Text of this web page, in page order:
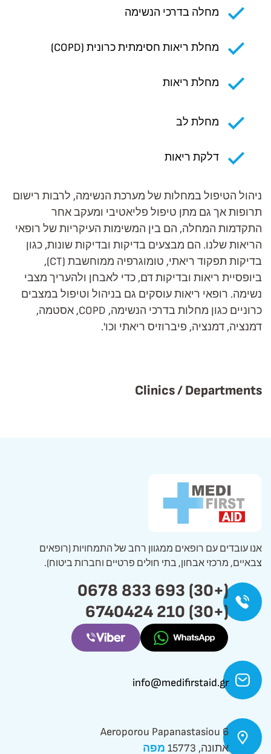
מחלה בדרכי הנשימה
מחלת ריאות חסימתית כרונית (COPD)
מחלת ריאות
מחלת לב
דלקת ריאות
ניהול הטיפול במחלות של מערכת הנשימה, לרבות רישום
תרופות אך גם מתן טיפול פליאטיבי ומעקב אחר
התקדמות המחלה, הם בין המשימות העיקריות של רופאי
הריאות שלנו. הם מבצעים בדיקות ובדיקות שונות, כגון
בדיקות תפקוד ריאתי, טומוגרפיה ממוחשבת (CT),
ביופסיית ריאות ובדיקות דם, כדי לאבחן ולהעריך מצבי
נשימה. רופאי ריאות עוסקים גם בניהול וטיפול במצבים
כרוניים כגון מחלות בדרכי הנשימה, COPD, אסטמה,
דמנציה, דמנציה, פיברוזיס ריאתי וכו'.
Clinics / Departments
אנו עובדים עם רופאים ממגוון רחב של התמחויות (רופאים
צבאיים, מרכזי אבחון, בתי חולים פרטיים וחברות ביטוח).
(+30) 693 833 0678
(+30) 210 6740424
info@medifirstaid.gr
Aeroporou Papanastasiou 6
אתונה, 15773
מפה